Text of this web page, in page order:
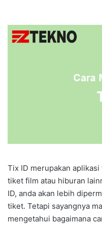
Tix ID merupakan
tiket film atau hiburan
ID, anda akan lebih
tiket. Tetapi sayangnya
mengetahui bagaimana